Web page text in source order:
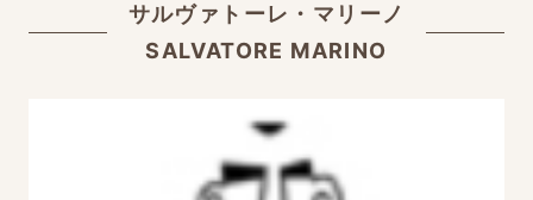
サルヴァトーレ・マリーノ
SALVATORE MARINO